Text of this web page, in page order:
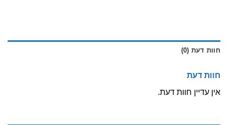
חוות דעת (0)
חוות דעת
אין עדיין חוות דעת.